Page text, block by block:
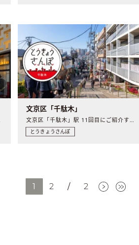
文京区「千駄木」
文京区「千駄木」駅 11回目にご紹介するのは、谷根千の“千..
とうきょうさんぽ
1 2 / 2